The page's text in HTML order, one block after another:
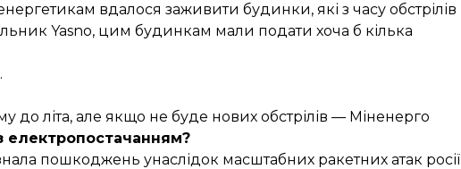
вдалося заживити будинки, які з часу обстрілів
Yasno, цим будинкам мали подати хоча б кілька
до літа, але якщо не буде нових обстрілів — Міненерго
електропостачанням?
пошкоджень унаслідок масштабних ракетних атак росії